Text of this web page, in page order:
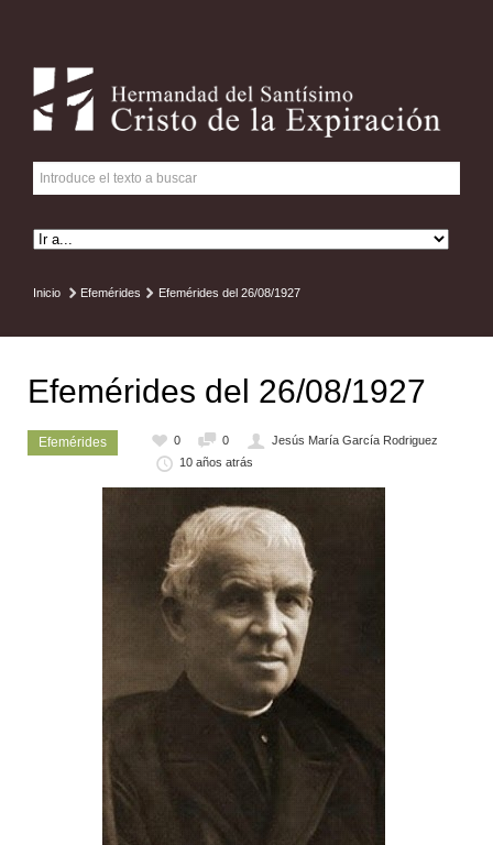
Inicio Efemérides Efemérides del 26/08/1927
Efemérides del 26/08/1927
Efemérides 0 0
Jesús María García Rodriguez
10 años atrás